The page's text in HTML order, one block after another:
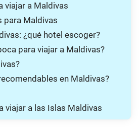
viajar a Maldivas
para Maldivas
¿qué hotel escoger?
para viajar a Maldivas?
en Maldivas?
viajar a las Islas Maldivas